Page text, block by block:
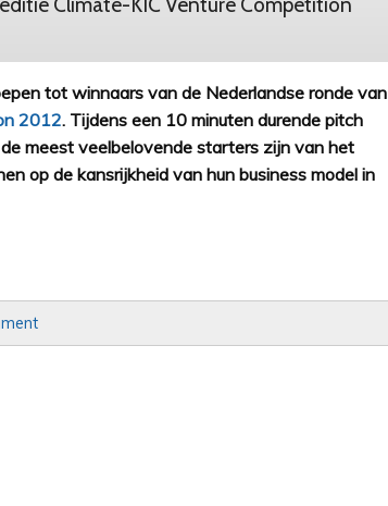
tot winnaars van de Nederlandse ronde van
2012. Tijdens een 10 minuten durende pitch
meest veelbelovende starters zijn van het
op de kansrijkheid van hun business model in